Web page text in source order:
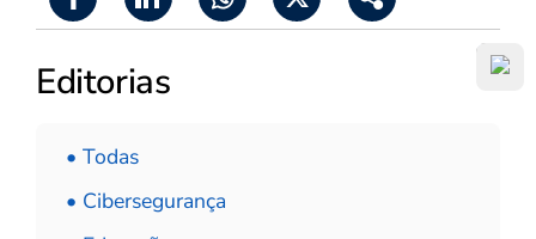
Editorias
• Todas
• Cibersegurança